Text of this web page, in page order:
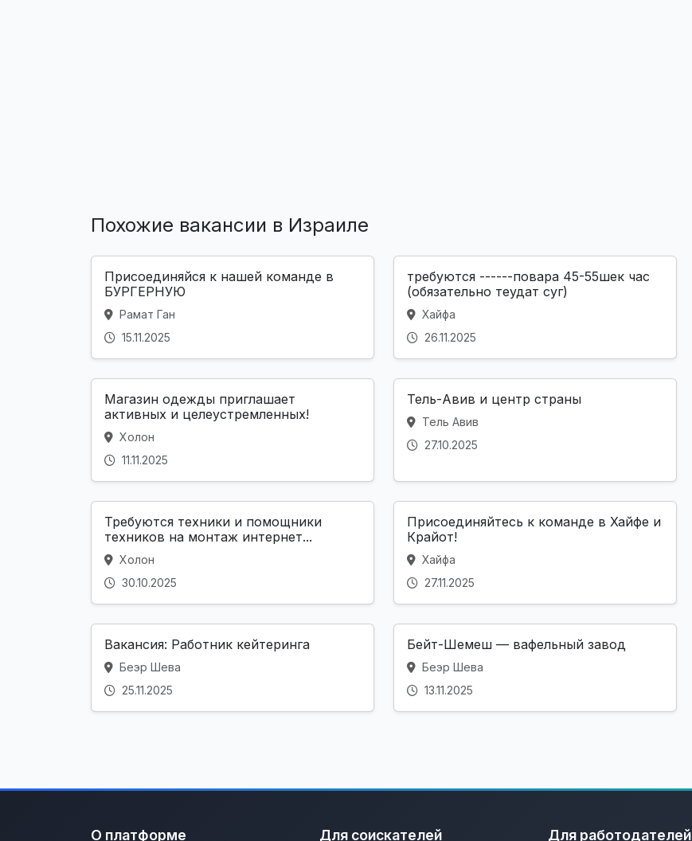
Похожие вакансии в Израиле
Присоединяйся к нашей команде в
БУРГЕРНУЮ
Рамат Ган
15.11.2025
требуются ------повара 45-55шек час
(обязательно теудат суг)
Хайфа
26.11.2025
Магазин одежды приглашает
активных и целеустремленных!
Холон
11.11.2025
Тель-Авив и центр страны
Тель Авив
27.10.2025
Требуются техники и помощники
техников на монтаж интернет...
Холон
30.10.2025
Присоединяйтесь к команде в Хайфе и
Крайот!
Хайфа
27.11.2025
Вакансия: Работник кейтеринга
Беэр Шева
25.11.2025
Бейт-Шемеш — вафельный завод
Беэр Шева
13.11.2025
О платформе Для соискателей Для работодателей